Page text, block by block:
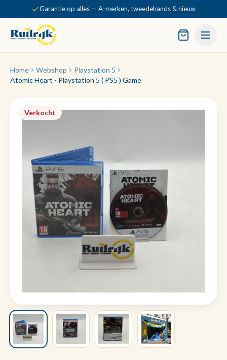
Garantie op alles — A-merken, tweedehands & nieuw
Home Webshop
Playstation 5
Atomic Heart - Playstation 5 ( PS5 ) Game
Verkocht